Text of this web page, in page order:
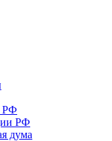
РФ
РФ
дума